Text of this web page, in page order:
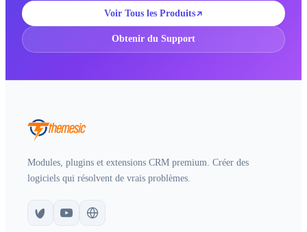
Voir Tous les Produits
Obtenir du Support
Modules, plugins et extensions CRM premium. Créer des
logiciels qui résolvent de vrais problèmes.